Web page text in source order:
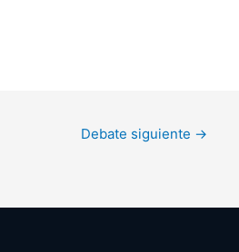
Debate siguiente →